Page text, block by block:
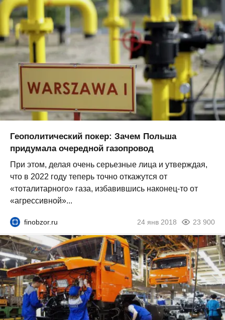
Геополитический покер: Зачем Польша
придумала очередной газопровод
При этом, делая очень серьезные лица и утверждая,
что в 2022 году теперь точно откажутся от
«тоталитарного» газа, избавившись наконец-то от
«агрессивной»...
finobzor.ru 24 янв 2018 23 900